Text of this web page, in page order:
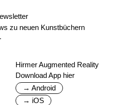
zu neuen Kunstbüchern
Hirmer Augmented Reality
Download App hier
→ Android
→ iOS